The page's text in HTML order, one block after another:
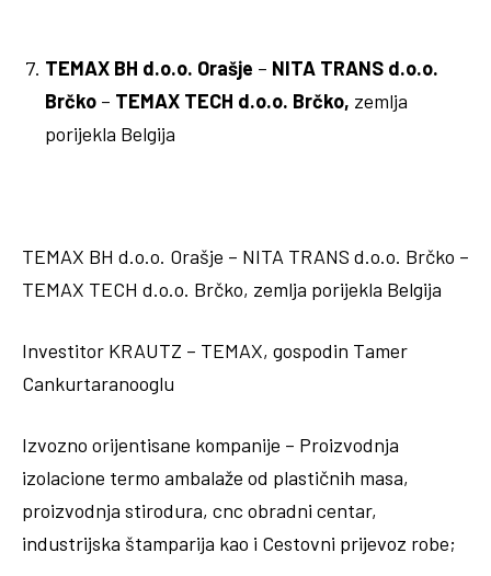
TEMAX BH d.o.o. Orašje – NITA TRANS d.o.o.
Brčko – TEMAX TECH d.o.o. Brčko, zemlja
porijekla Belgija
TEMAX BH d.o.o. Orašje – NITA TRANS d.o.o. Brčko –
TEMAX TECH d.o.o. Brčko, zemlja porijekla Belgija
Investitor KRAUTZ – TEMAX, gospodin Tamer
Cankurtaranooglu
Izvozno orijentisane kompanije – Proizvodnja
izolacione termo ambalaže od plastičnih masa,
proizvodnja stirodura, cnc obradni centar,
industrijska štamparija kao i Cestovni prijevoz robe;